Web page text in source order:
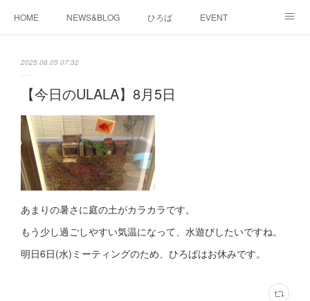
HOME NEWS&BLOG ひろば EVENT
2025.08.05 07:32
【今日のULALA】8月5日
あまりの暑さに庭の土がカラカラです。
もう少し過ごしやすい気温になって、水遊びしたいですね。
明日6日(水)ミーティングのため、ひろばはお休みです。